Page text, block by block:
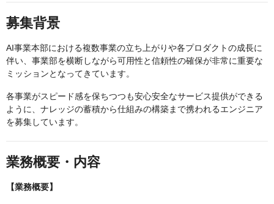
募集背景
AI事業本部における複数事業の立ち上がりや各プロダクトの成長に
伴い、事業部を横断しながら可用性と信頼性の確保が非常に重要な
ミッションとなってきています。
各事業がスピード感を保ちつつも安心安全なサービス提供ができる
ように、ナレッジの蓄積から仕組みの構築まで携われるエンジニア
を募集しています。
業務概要・内容
【業務概要】